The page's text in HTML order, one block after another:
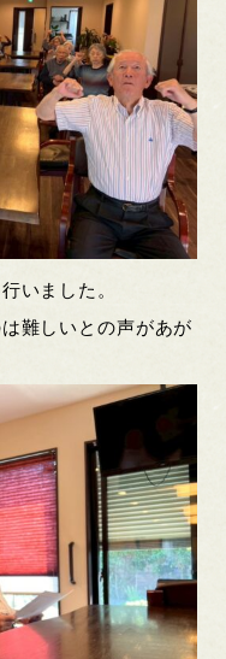
いました。
難しいとの声があが